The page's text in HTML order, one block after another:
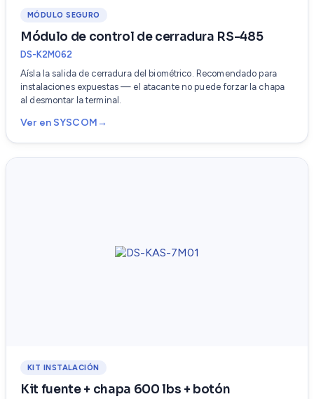
MÓDULO SEGURO
Módulo de control de cerradura RS-485
DS-K2M062
Aísla la salida de cerradura del biométrico. Recomendado para
instalaciones expuestas — el atacante no puede forzar la chapa
al desmontar la terminal.
Ver en SYSCOM
KIT INSTALACIÓN
Kit fuente + chapa 600 lbs + botón